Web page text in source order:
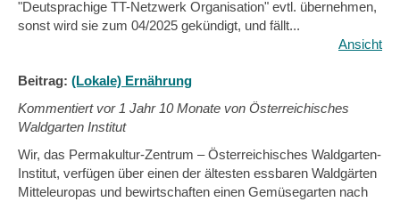
"Deutsprachige TT-Netzwerk Organisation" evtl. übernehmen,
sonst wird sie zum 04/2025 gekündigt, und fällt...
Ansicht
Beitrag: (Lokale) Ernährung
Kommentiert vor 1 Jahr 10 Monate von Österreichisches
Waldgarten Institut
Wir, das Permakultur-Zentrum – Österreichisches Waldgarten-
Institut, verfügen über einen der ältesten essbaren Waldgärten
Mitteleuropas und bewirtschaften einen Gemüsegarten nach